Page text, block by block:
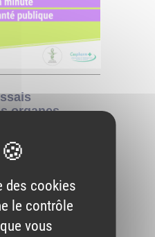
des cookies
le contrôle
vous